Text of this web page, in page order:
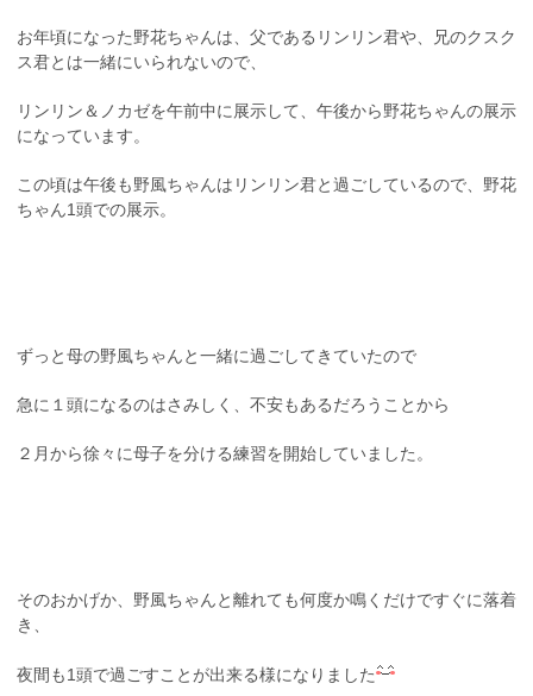
お年頃になった野花ちゃんは、父であるリンリン君や、兄のクスク
ス君とは一緒にいられないので、
リンリン＆ノカゼを午前中に展示して、午後から野花ちゃんの展示
になっています。
この頃は午後も野風ちゃんはリンリン君と過ごしているので、野花
ちゃん1頭での展示。
ずっと母の野風ちゃんと一緒に過ごしてきていたので
急に１頭になるのはさみしく、不安もあるだろうことから
２月から徐々に母子を分ける練習を開始していました。
そのおかげか、野風ちゃんと離れても何度か鳴くだけですぐに落着
き、
夜間も1頭で過ごすことが出来る様になりました